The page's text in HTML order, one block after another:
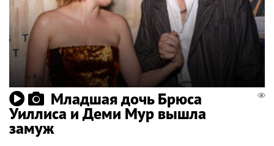
Младшая дочь Брюса
Уиллиса и Деми Мур вышла
замуж